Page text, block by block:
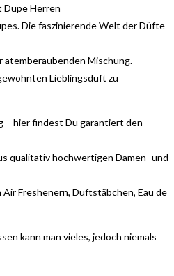
Dupe Herren
Die faszinierende Welt der Düfte
atemberaubenden Mischung.
Lieblingsduft zu
– hier findest Du garantiert den
qualitativ hochwertigen Damen- und
Freshenern, Duftstäbchen, Eau de
kann man vieles, jedoch niemals